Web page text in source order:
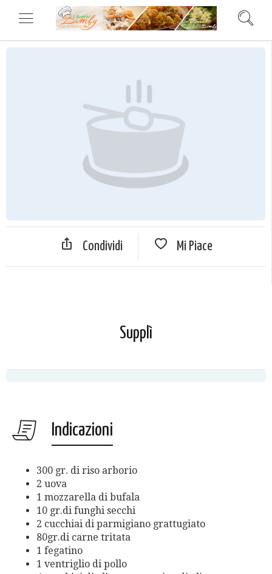
Condividi Mi Piace
Supplì
Indicazioni
300 gr. di riso arborio
2 uova
1 mozzarella di bufala
10 gr.di funghi secchi
2 cucchiai di parmigiano grattugiato
80gr.di carne tritata
1 fegatino
1 ventriglio di pollo